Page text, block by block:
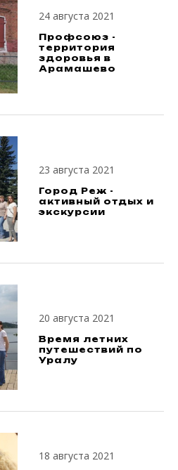
24 августа 2021
Профсоюз -
территория
здоровья в
Арамашево
23 августа 2021
Город Реж -
активный отдых и
экскурсии
20 августа 2021
Время летних
путешествий по
Уралу
18 августа 2021